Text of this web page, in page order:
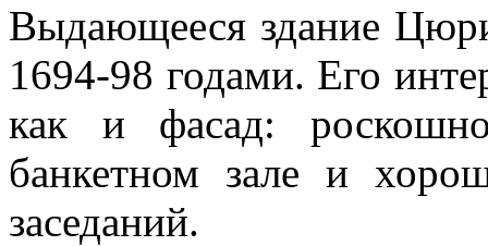
Выдающееся здание
1694-98 годами. Его
как и фасад:
банкетном зале и
заседаний.